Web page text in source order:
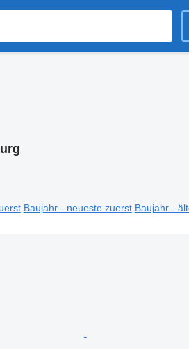
Baujahr - neueste zuerst Baujahr -